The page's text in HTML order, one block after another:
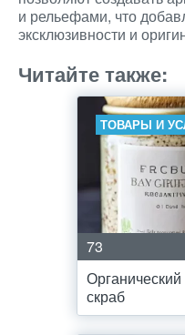
и рельефами, что
эксклюзивности и
Читайте также:
ТОВАРЫ И
73
скраб